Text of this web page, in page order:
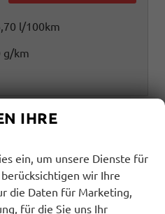
l/100km
g/km
IHRE
ein, um unsere Dienste für
wir Ihre
die Daten für Marketing,
für die Sie uns Ihr